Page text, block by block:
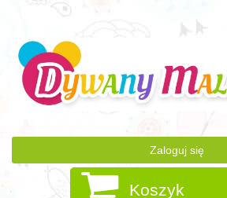
Zaloguj się
Koszyk